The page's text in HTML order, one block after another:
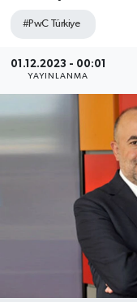
#PwC Türkiye
01.12.2023 - 00:01
YAYINLANMA
ŞİRKET PANO
SÖYLEŞİ
ÜLKE
YAŞAM